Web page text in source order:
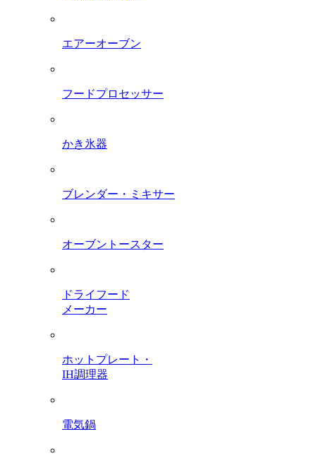
エアーオーブン
フードプロセッサー
かき氷器
ブレンダー・ミキサー
オーブントースター
ドライフード
メーカー
ホットプレート・
IH調理器
電気鍋